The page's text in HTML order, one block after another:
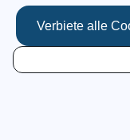
DE
Données personnelles
Espace Presse
Verbiete alle